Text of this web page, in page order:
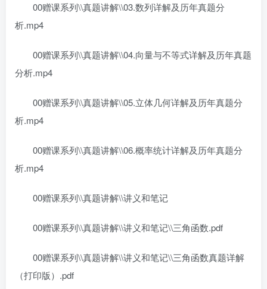
00赠课系列\\真题讲解\\03.数列详解及历年真题分
析.mp4
00赠课系列\\真题讲解\\04.向量与不等式详解及历年真题
分析.mp4
00赠课系列\\真题讲解\\05.立体几何详解及历年真题分
析.mp4
00赠课系列\\真题讲解\\06.概率统计详解及历年真题分
析.mp4
00赠课系列\\真题讲解\\讲义和笔记
00赠课系列\\真题讲解\\讲义和笔记\\三角函数.pdf
00赠课系列\\真题讲解\\讲义和笔记\\三角函数真题详解
（打印版）.pdf